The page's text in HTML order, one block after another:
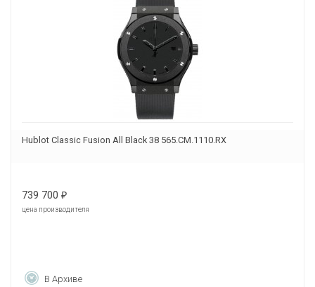
Hublot Classic Fusion All Black 38 565.CM.1110.RX
739 700 ₽
цена производителя
В Архиве